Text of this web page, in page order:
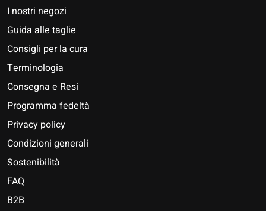
I nostri negozi
Guida alle taglie
Consigli per la cura
Terminologia
Consegna e Resi
Programma fedeltà
Privacy policy
Condizioni generali
Sostenibilità
FAQ
B2B